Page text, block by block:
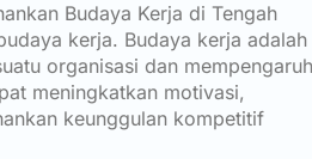
Budaya Kerja di Tengah
kerja. Budaya kerja adalah
organisasi dan
meningkatkan motivasi,
keunggulan kompetitif